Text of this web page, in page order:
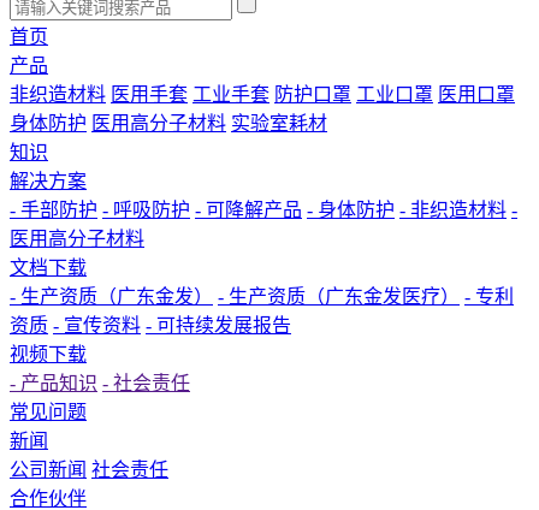
首页
产品
非织造材料 医用手套 工业手套 防护口罩 工业口罩 医用口罩
身体防护 医用高分子材料 实验室耗材
知识
解决方案
- 手部防护 - 呼吸防护 - 可降解产品 - 身体防护 - 非织造材料 -
医用高分子材料
文档下载
- 生产资质（广东金发）
- 生产资质（广东金发医疗）
- 专利
资质 - 宣传资料 - 可持续发展报告
视频下载
- 产品知识 - 社会责任
常见问题
新闻
公司新闻 社会责任
合作伙伴